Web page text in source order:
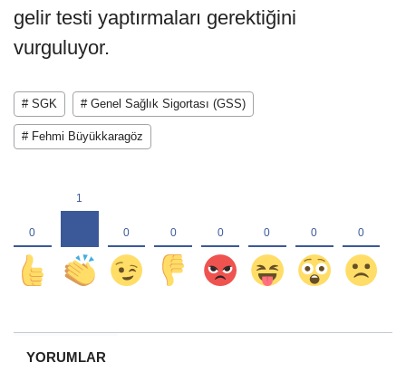
gelir testi yaptırmaları gerektiğini
vurguluyor.
# SGK # Genel Sağlık Sigortası (GSS)
# Fehmi Büyükkaragöz
YORUMLAR